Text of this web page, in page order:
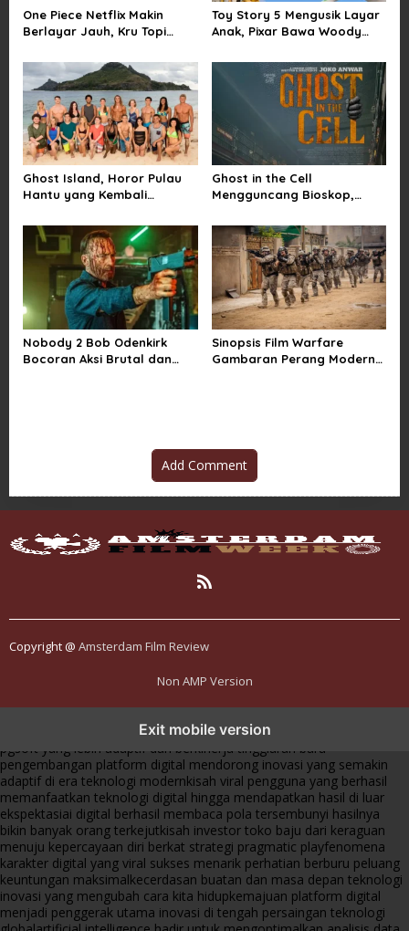
a
t
i
o
n
One Piece Netflix Makin
Berlayar Jauh, Kru Topi
Toy Story 5 Mengusik Layar
Anak, Pixar Bawa Woody
Ghost Island, Horor Pulau
Hantu yang Kembali
Ghost in the Cell
Mengguncang Bioskop,
Sindiran Sosial
Nobody 2 Bob Odenkirk
Bocoran Aksi Brutal dan
Sinopsis Film Warfare
Gambaran Perang Modern
Add Comment
Copyright @ Amsterdam Film Review
Non AMP Version
Exit mobile version
menghadirkan inovasi berkualitasai digital menjadi kunci analisis data
pgsoft yang lebih adaptif dan berkinerja tinggiarah baru
pengembangan platform digital mendorong inovasi yang semakin
adaptif di era teknologi modernkisah viral pengguna yang berhasil
memanfaatkan teknologi digital hingga mendapatkan hasil di luar
ekspektasiai digital berhasil membaca pola tersembunyi hasilnya
bikin banyak orang terkejutkisah investor toko baju dari keraguan
menuju kepercayaan diri berkat strategi pragmatic playfenomena
karakter digital yang viral sukses menarik perhatian berburu peluang
keuntungan maksimalkecerdasan buatan dan masa depan teknologi
inovasi yang mengubah cara kita hidupkemajuan platform digital
menjadi penggerak utama inovasi di tengah persaingan teknologi